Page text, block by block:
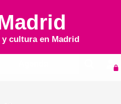
y cultura en Madrid